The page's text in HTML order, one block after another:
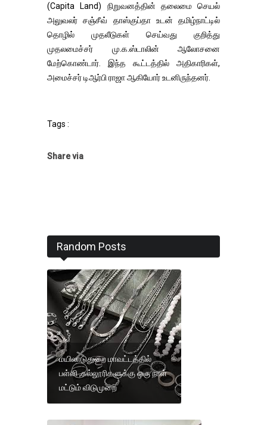
(Capita Land) நிறுவனத்தின் தலைமை செயல்
அலுவலர் சஞ்சீவ் தாஸ்குப்தா உடன் தமிழ்நாட்டில்
தொழில் முதலீடுகள் செய்வது குறித்து
முதலமைச்சர் மு.க.ஸ்டாலின் ஆலோசனை
மேற்கொண்டார். இந்த கூட்டத்தில் அதிகாரிகள்,
அமைச்சர் டிஆர்பி ராஜா ஆகியோர் உடனிருந்தனர்.
Tags :
Share via
Random Posts
மயிலாடுதுறை மாவட்டத்தில்
பள்ளி ,கல்லூரிகளுக்கு ஒரு நாள்
மட்டும் விடுமுறை